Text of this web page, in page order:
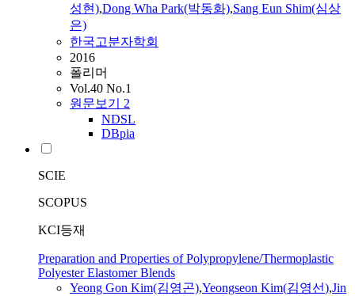
성현),Dong Wha Park(박동화),Sang Eun Shim(심상
은)
한국고분자학회
2016
폴리머
Vol.40 No.1
원문보기 2
NDSL
DBpia
SCIE
SCOPUS
KCI등재
Preparation and Properties of Polypropylene/Thermoplastic
Polyester Elastomer Blends
Yeong Gon Kim(김영곤),Yeongseon Kim(김영선),Jin